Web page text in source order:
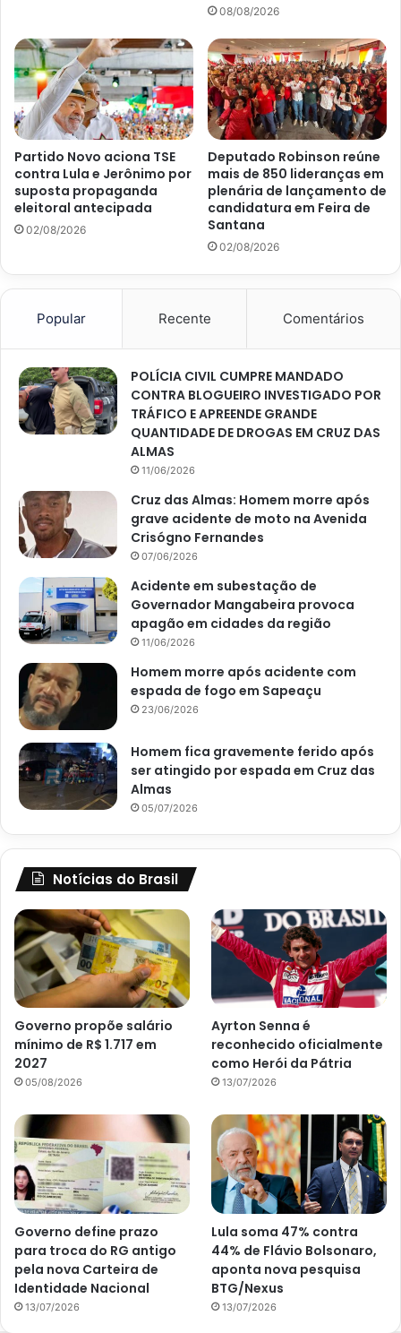
08/08/2026
Partido Novo aciona TSE
contra Lula e Jerônimo por
suposta propaganda
eleitoral antecipada
02/08/2026
Deputado Robinson reúne
mais de 850 lideranças em
plenária de lançamento de
candidatura em Feira de
Santana
02/08/2026
Popular Recente Comentários
POLÍCIA CIVIL CUMPRE MANDADO
CONTRA BLOGUEIRO INVESTIGADO POR
TRÁFICO E APREENDE GRANDE
QUANTIDADE DE DROGAS EM CRUZ DAS
ALMAS
11/06/2026
Cruz das Almas: Homem morre após
grave acidente de moto na Avenida
Crisógno Fernandes
07/06/2026
Acidente em subestação de
Governador Mangabeira provoca
apagão em cidades da região
11/06/2026
Homem morre após acidente com
espada de fogo em Sapeaçu
23/06/2026
Homem fica gravemente ferido após
ser atingido por espada em Cruz das
Almas
05/07/2026
Notícias do Brasil
Governo propõe salário
mínimo de R$ 1.717 em
2027
05/08/2026
Ayrton Senna é
reconhecido oficialmente
como Herói da Pátria
13/07/2026
Governo define prazo
para troca do RG antigo
pela nova Carteira de
Identidade Nacional
13/07/2026
Lula soma 47% contra
44% de Flávio Bolsonaro,
aponta nova pesquisa
BTG/Nexus
13/07/2026